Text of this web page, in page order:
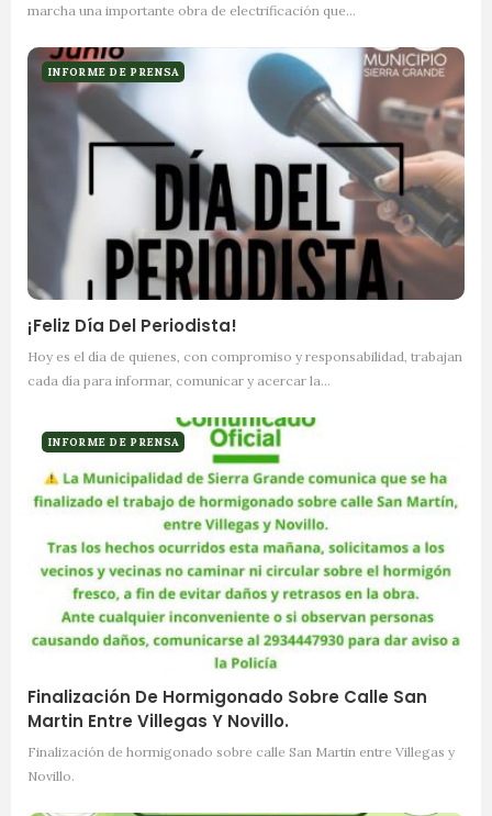
marcha una importante obra de electrificación que…
INFORME DE PRENSA
¡Feliz Día Del Periodista!
Hoy es el día de quienes, con compromiso y responsabilidad, trabajan
cada día para informar, comunicar y acercar la…
INFORME DE PRENSA
Finalización De Hormigonado Sobre Calle San
Martin Entre Villegas Y Novillo.
Finalización de hormigonado sobre calle San Martin entre Villegas y
Novillo.